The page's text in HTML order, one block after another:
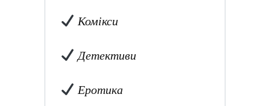
Комікси
Детективи
Еротика